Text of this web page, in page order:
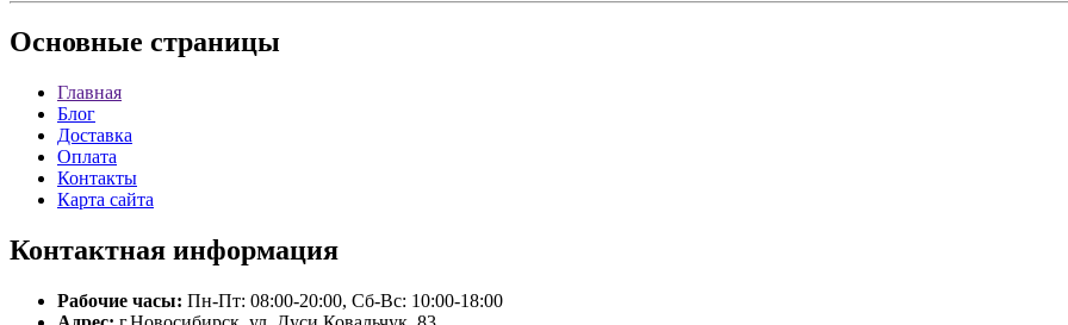
Основные страницы
Главная
Блог
Доставка
Оплата
Контакты
Карта сайта
Контактная информация
Рабочие часы: Пн-Пт: 08:00-20:00, Сб-Вс: 10:00-18:00